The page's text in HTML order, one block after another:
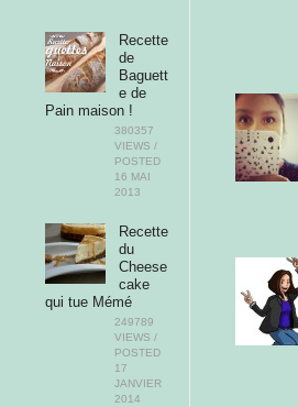
Recette
de
Baguett
e de
Pain maison !
380357
VIEWS /
POSTED
16 MAI
2013
Recette
du
Cheese
cake
qui tue Mémé
249789
VIEWS /
POSTED
17
JANVIER
2014